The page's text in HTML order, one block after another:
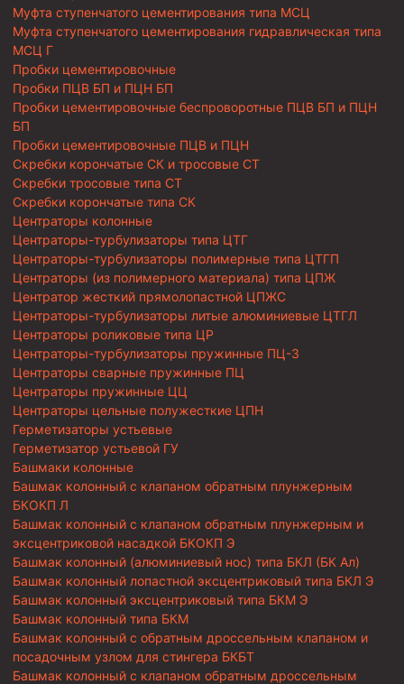
Муфта ступенчатого цементирования типа МСЦ
Муфта ступенчатого цементирования гидравлическая типа
МСЦ Г
Пробки цементировочные
Пробки ПЦВ БП и ПЦН БП
Пробки цементировочные беспроворотные ПЦВ БП и ПЦН
БП
Пробки цементировочные ПЦВ и ПЦН
Скребки корончатые СК и тросовые СТ
Скребки тросовые типа СТ
Скребки корончатые типа СК
Центраторы колонные
Центраторы-турбулизаторы типа ЦТГ
Центраторы-турбулизаторы полимерные типа ЦТГП
Центраторы (из полимерного материала) типа ЦПЖ
Центратор жесткий прямолопастной ЦПЖС
Центраторы-турбулизаторы литые алюминиевые ЦТГЛ
Центраторы роликовые типа ЦР
Центраторы-турбулизаторы пружинные ПЦ-3
Центраторы сварные пружинные ПЦ
Центраторы пружинные ЦЦ
Центраторы цельные полужесткие ЦПН
Герметизаторы устьевые
Герметизатор устьевой ГУ
Башмаки колонные
Башмак колонный с клапаном обратным плунжерным
БКОКП Л
Башмак колонный с клапаном обратным плунжерным и
эксцентриковой насадкой БКОКП Э
Башмак колонный (алюминиевый нос) типа БКЛ (БК Ал)
Башмак колонный лопастной эксцентриковый типа БКЛ Э
Башмак колонный эксцентриковый типа БКМ Э
Башмак колонный типа БКМ
Башмак колонный с обратным дроссельным клапаном и
посадочным узлом для стингера БКБТ
Башмак колонный с клапаном обратным дроссельным